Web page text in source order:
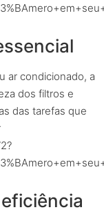
ar condicionado, a
dos filtros e
das tarefas que